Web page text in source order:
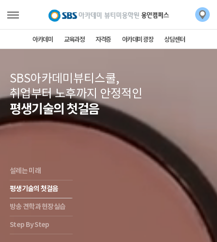
아카데미 교육과정 자격증 아카데미 광장 상담센터
SBS아카데미뷰티스쿨,
취업부터 노후까지 안정적인
평생기술의 첫걸음
설레는 미래
평생기술의 첫걸음
방송 견학과 현장실습
Step By Step